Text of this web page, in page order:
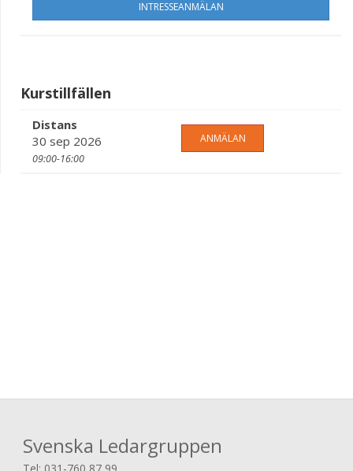
INTRESSEANMÄLAN
Kurstillfällen
Distans
30 sep 2026
09:00-16:00
ANMÄLAN
Svenska Ledargruppen